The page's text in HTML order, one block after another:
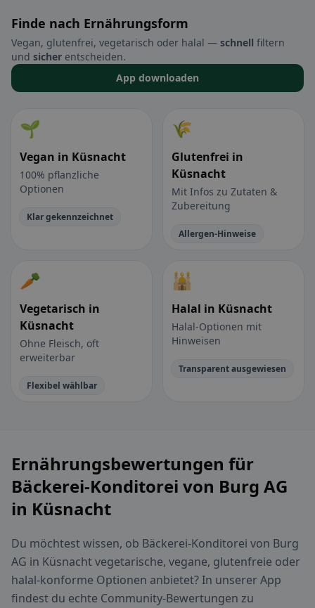
Finde nach Ernährungsform
Vegan, glutenfrei, vegetarisch oder halal — schnell filtern
und sicher entscheiden.
App downloaden
🌱
Vegan in Küsnacht
100% pflanzliche
Optionen
Klar gekennzeichnet
🌾
Glutenfrei in
Küsnacht
Mit Infos zu Zutaten &
Zubereitung
Allergen-Hinweise
🥕
Vegetarisch in
Küsnacht
Ohne Fleisch, oft
erweiterbar
Flexibel wählbar
🕌
Halal in Küsnacht
Halal-Optionen mit
Hinweisen
Transparent ausgewiesen
Ernährungsbewertungen für
Bäckerei-Konditorei von Burg AG
in Küsnacht
Du möchtest wissen, ob Bäckerei-Konditorei von Burg
AG in Küsnacht vegetarische, vegane, glutenfreie oder
halal-konforme Optionen anbietet? In unserer App
findest du echte Community-Bewertungen zu